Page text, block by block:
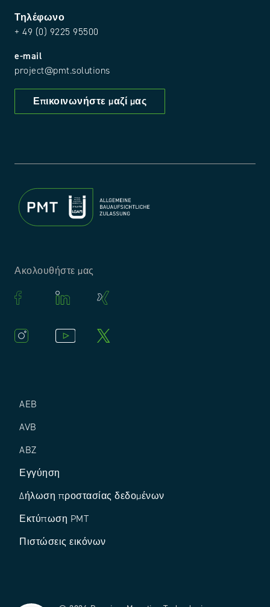
Τηλέφωνο
+ 49 (0) 9225 95500
e-mail
project@pmt.solutions
Επικοινωνήστε μαζί μας
AEB
AVB
ABZ
Εγγύηση
Δήλωση προστασίας δεδομένων
Εκτύπωση PMT
Πιστώσεις εικόνων
Ακολουθήστε μας